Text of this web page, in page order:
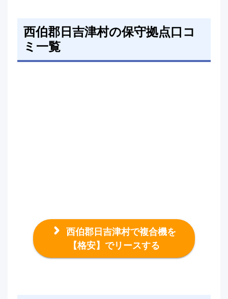
西伯郡日吉津村の保守拠点口コ
ミ一覧
西伯郡日吉津村で複合機を
【格安】でリースする